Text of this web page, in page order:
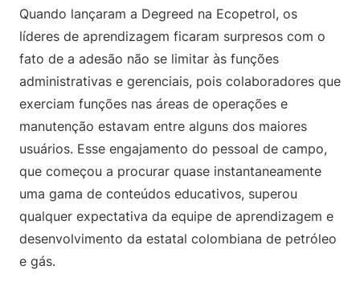
Quando lançaram a Degreed na Ecopetrol, os
líderes de aprendizagem ficaram surpresos com o
fato de a adesão não se limitar às funções
administrativas e gerenciais, pois colaboradores que
exerciam funções nas áreas de operações e
manutenção estavam entre alguns dos maiores
usuários. Esse engajamento do pessoal de campo,
que começou a procurar quase instantaneamente
uma gama de conteúdos educativos, superou
qualquer expectativa da equipe de aprendizagem e
desenvolvimento da estatal colombiana de petróleo
e gás.